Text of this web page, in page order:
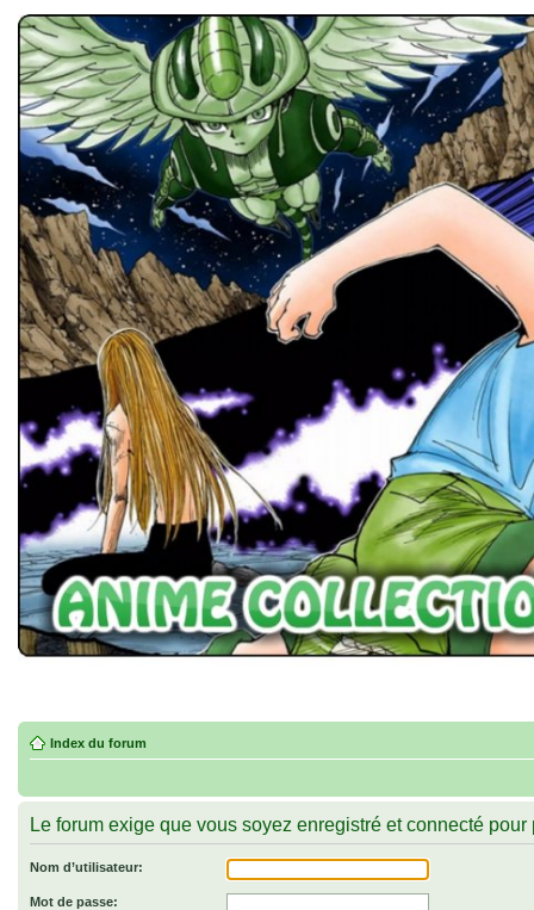
Index du forum
Le forum exige que vous soyez enregistré et connecté
Nom d’utilisateur:
Mot de passe: